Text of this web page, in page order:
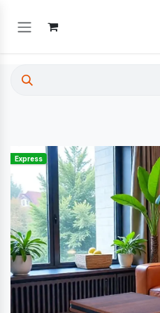
Express